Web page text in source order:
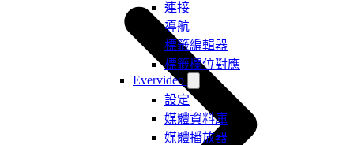
連接
導航
標籤編輯器
標籤欄位對應
Evervideo
設定
媒體資料庫
媒體播放器